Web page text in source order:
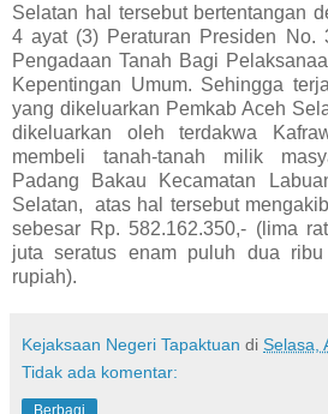
Selatan hal tersebut bertentangan
4 ayat (3) Peraturan Presiden No.
Pengadaan Tanah Bagi
Kepentingan Umum. Sehingga
yang dikeluarkan Pemkab Aceh
dikeluarkan oleh terdakwa
membeli tanah-tanah milik
Padang Bakau Kecamatan
Selatan, atas hal tersebut
sebesar Rp. 582.162.350,- (lima
juta seratus enam puluh dua
rupiah).
Kejaksaan Negeri Tapaktuan di Selasa,
Tidak ada komentar:
Berbagi